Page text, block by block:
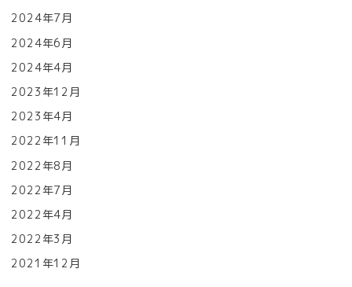
2024年7月
2024年6月
2024年4月
2023年12月
2023年4月
2022年11月
2022年8月
2022年7月
2022年4月
2022年3月
2021年12月